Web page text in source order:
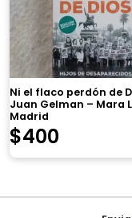
Ni el flaco perdón de
Juan Gelman – Mara
Madrid
$400
Navegación